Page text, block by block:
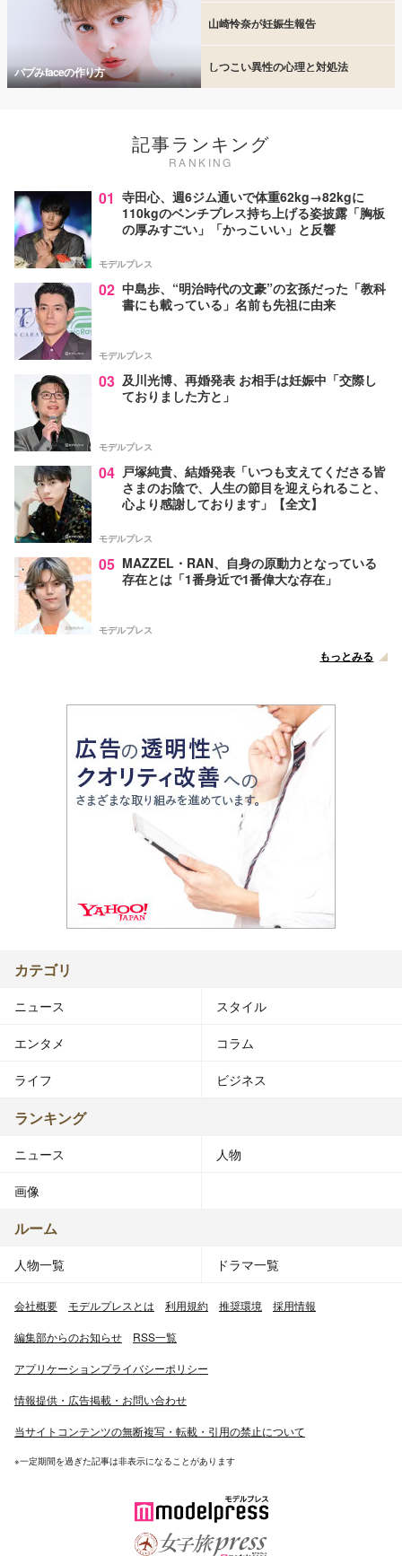
バブみfaceの作り方
山崎怜奈が妊娠生報告
しつこい異性の心理と対処法
記事ランキング
RANKING
01 寺田心、週6ジム通いで体重62kg→82kgに
110kgのベンチプレス持ち上げる姿披露「胸板
の厚みすごい」「かっこいい」と反響
モデルプレス
02 中島歩、“明治時代の文豪”の玄孫だった「教科
書にも載っている」名前も先祖に由来
モデルプレス
03 及川光博、再婚発表 お相手は妊娠中「交際し
ておりました方と」
モデルプレス
04 戸塚純貴、結婚発表「いつも支えてくださる皆
さまのお陰で、人生の節目を迎えられること、
心より感謝しております」【全文】
モデルプレス
05 MAZZEL・RAN、自身の原動力となっている
存在とは「1番身近で1番偉大な存在」
モデルプレス
もっとみる
カテゴリ
ニュース スタイル
エンタメ コラム
ライフ ビジネス
ランキング
ニュース 人物
画像
ルーム
人物一覧 ドラマ一覧
会社概要 モデルプレスとは 利用規約 推奨環境 採用情報
編集部からのお知らせ RSS一覧
アプリケーションプライバシーポリシー
情報提供・広告掲載・お問い合わせ
当サイトコンテンツの無断複写・転載・引用の禁止について
※一定期間を過ぎた記事は非表示になることがあります